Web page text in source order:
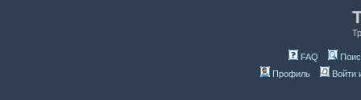
FAQ
Профиль
Войти